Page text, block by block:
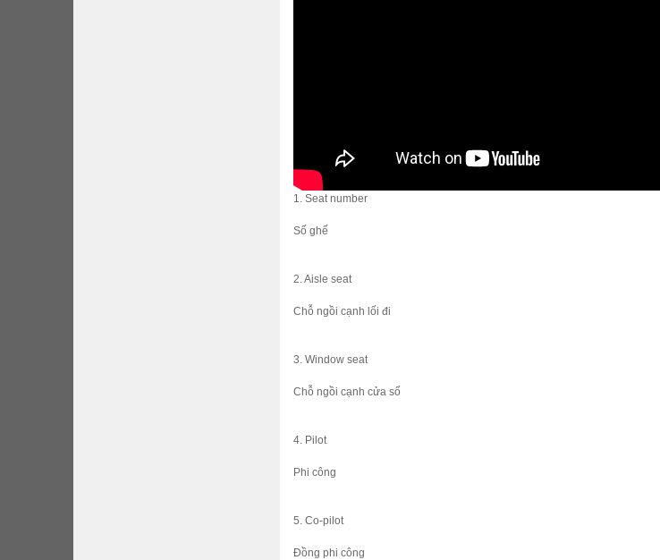
1. Seat number
Số ghế
2. Aisle seat
Chỗ ngồi cạnh lối đi
3. Window seat
Chỗ ngồi cạnh cửa sổ
4. Pilot
Phi công
5. Co-pilot
Đồng phi công